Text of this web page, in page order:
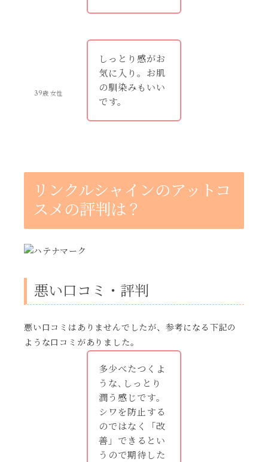
39歳 女性
しっとり感がお
気に入り。お肌
の馴染みもいい
です。
リンクルシャインのアットコ
スメの評判は？
悪い口コミ・評判
悪い口コミはありませんでしたが、参考になる下記の
ような口コミがありました。
多少べたつくよ
うな､しっとり
潤う感じです｡
シワを防止する
のではなく「改
善」できるとい
うので期待した